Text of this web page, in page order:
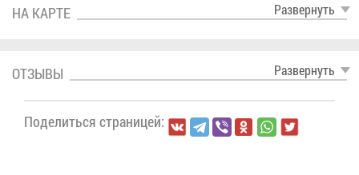
Раз­вер­нуть
НА КАР­ТЕ
Раз­вер­нуть
ОТ­ЗЫ­ВЫ
По­де­лить­ся стра­ни­цей: